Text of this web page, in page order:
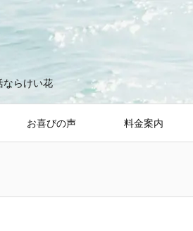
らけい花
お喜びの声 料金案内